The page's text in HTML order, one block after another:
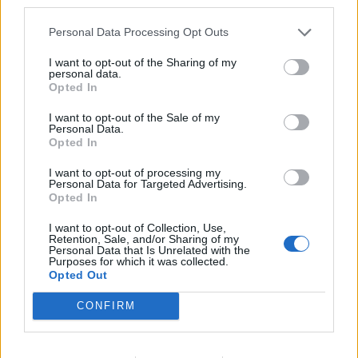
Personal Data Processing Opt Outs
I want to opt-out of the Sharing of my
personal data.
Opted In
I want to opt-out of the Sale of my
Personal Data.
Opted In
I want to opt-out of processing my
Personal Data for Targeted Advertising.
Opted In
I want to opt-out of Collection, Use,
Retention, Sale, and/or Sharing of my
Personal Data that Is Unrelated with the
Purposes for which it was collected.
Opted Out
CONFIRM
Πελοποννήσου, οι Δήμοι: Ανατολικής Μάνης,
Καλαμάτας, Μονεμβάσιας, Eυρώτα, Γορτυνίας,
Οιχαλίας. Ο ΦΟΔΣΑ Πελοποννήσου. Οι ΔΕΥΑ:
Σπάρτης, Αν. Μάνης, Άργους - Μυκηνών.
Συνεργάζονται: Υπουργείο Κλιματικής Κρίσης
και Πολιτικής Προστασίας, Υπουργείο
Περιβάλλοντος, Περιφέρεια Πελοποννήσου,
Επιδαύρου, Άργους – Μυκηνών, Ένωση Νέων
Αυτοδιοίκησης Ελλάδας, Περιφερειακό Τμήμα
Πελοποννήσου του ΟΕΕ, ΕΛΙΑΜΕΠ, ΕΛΛΕΤ, Δράση
«JustReDI», Δίκτυο Leader, diaΝΕΟsis, FOOGS,
Spartakomvos.gr, Eταιρεία Σπαρτιατικών